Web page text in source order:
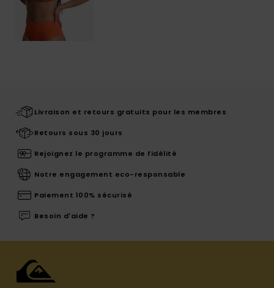
Livraison et retours gratuits pour les membres
Retours sous 30 jours
Rejoignez le programme de fidélité
Notre engagement eco-responsable
Paiement 100% sécurisé
Besoin d'aide ?